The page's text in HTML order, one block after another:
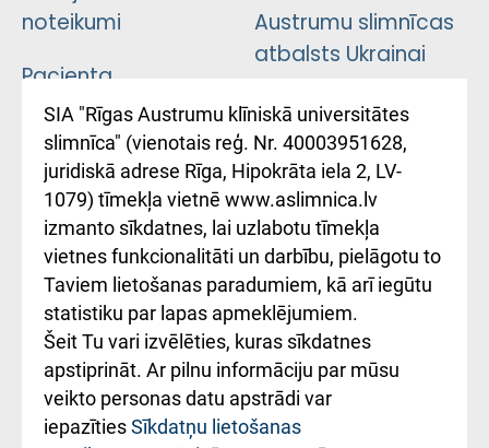
noteikumi
Pacienta
atsauksmju/sūdzību
iesniegšanas
kārtība
Kā pie mums nokļūt
Rēķinu apmaksas
ceļvedis
Rekvizīti un
ārstniecības
iestādes kods
Austrumu slimnīcas
atbalsts Ukrainai
Підтримка Східної
лікарні та співпраця з
Україною
SIA "Rīgas Austrumu klīniskā universitātes
slimnīca" (vienotais reģ. Nr. 40003951628,
juridiskā adrese Rīga, Hipokrāta iela 2, LV-
1079) tīmekļa vietnē www.aslimnica.lv
izmanto sīkdatnes, lai uzlabotu tīmekļa
vietnes funkcionalitāti un darbību, pielāgotu to
Taviem lietošanas paradumiem, kā arī iegūtu
statistiku par lapas apmeklējumiem.
Šeit Tu vari izvēlēties, kuras sīkdatnes
apstiprināt. Ar pilnu informāciju par mūsu
veikto personas datu apstrādi var
iepazītiesSīkdatņu lietošanas